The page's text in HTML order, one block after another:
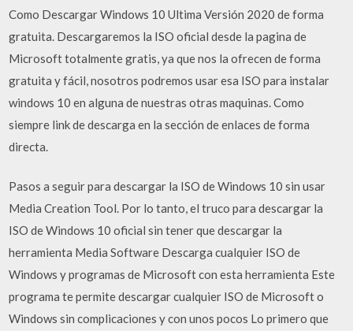
Como Descargar Windows 10 Ultima Versión 2020 de forma
gratuita. Descargaremos la ISO oficial desde la pagina de
Microsoft totalmente gratis, ya que nos la ofrecen de forma
gratuita y fácil, nosotros podremos usar esa ISO para instalar
windows 10 en alguna de nuestras otras maquinas. Como
siempre link de descarga en la sección de enlaces de forma
directa.
Pasos a seguir para descargar la ISO de Windows 10 sin usar
Media Creation Tool. Por lo tanto, el truco para descargar la
ISO de Windows 10 oficial sin tener que descargar la
herramienta Media Software Descarga cualquier ISO de
Windows y programas de Microsoft con esta herramienta Este
programa te permite descargar cualquier ISO de Microsoft o
Windows sin complicaciones y con unos pocos Lo primero que